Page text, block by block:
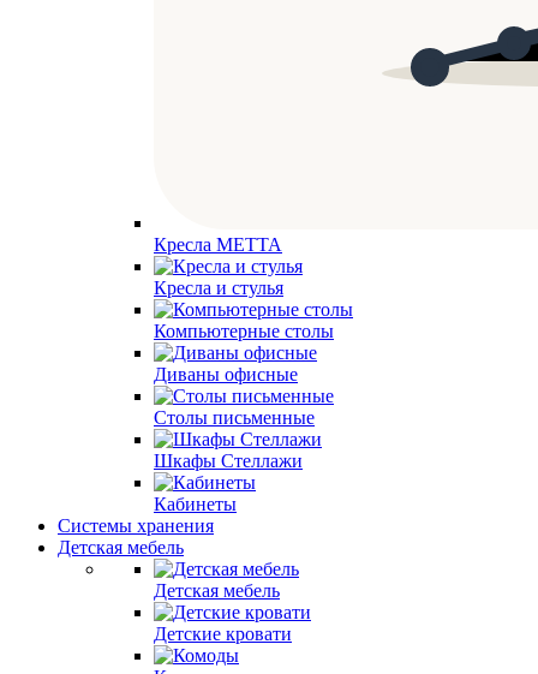
Кресла МЕТТА
Кресла и стулья
Компьютерные столы
Диваны офисные
Столы письменные
Шкафы Стеллажи
Кабинеты
Системы хранения
Детская мебель
Детская мебель
Детские кровати